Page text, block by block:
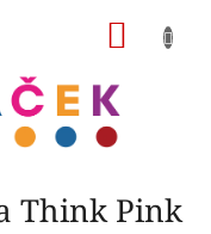
Think Pink